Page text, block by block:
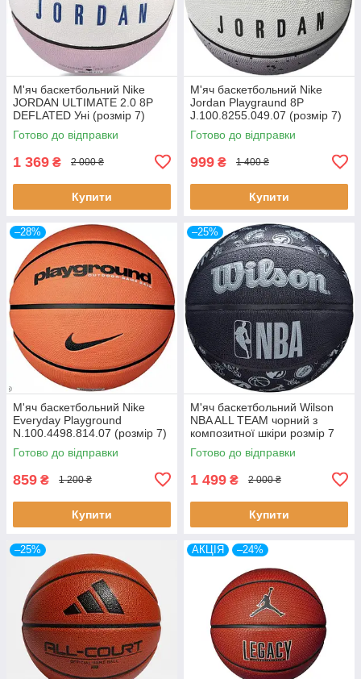
М'яч баскетбольний Nike
JORDAN ULTIMATE 2.0 8P
DEFLATED Уні (розмір 7)
J.100.8254.421.07
Готово до відправки
1 369 ₴ 2 000 ₴
Купити
М'яч баскетбольний Nike
Jordan Playgraund 8P
J.100.8255.049.07 (розмір 7)
Готово до відправки
999 ₴ 1 400 ₴
Купити
–28%
М'яч баскетбольний Nike
Everyday Playground
N.100.4498.814.07 (розмір 7)
Готово до відправки
859 ₴ 1 200 ₴
Купити
–25%
М'яч баскетбольний Wilson
NBA ALL TEAM чорний з
композитної шкіри розмір 7
WTB1300XBNBA7
Готово до відправки
1 499 ₴ 2 000 ₴
Купити
–25% АКЦІЯ –24%